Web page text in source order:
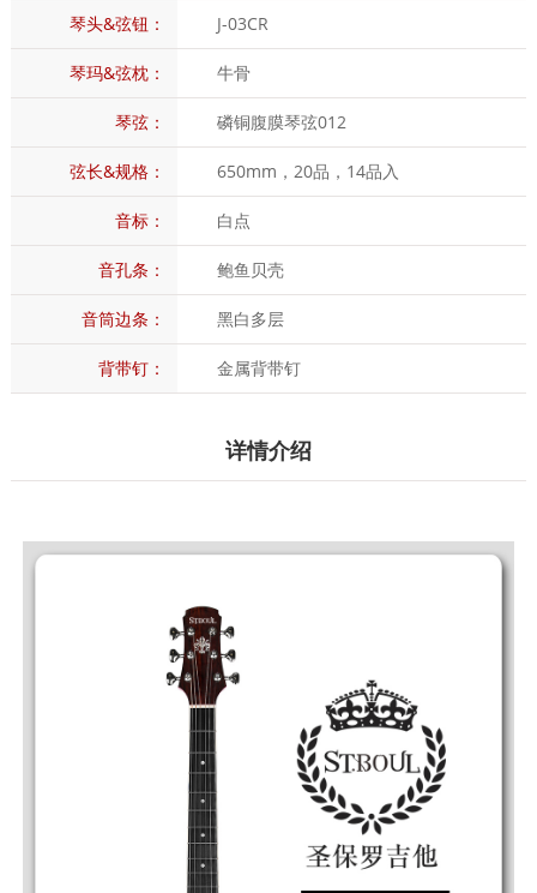
琴头&弦钮： J-03CR
琴玛&弦枕： 牛骨
琴弦： 磷铜腹膜琴弦012
弦长&规格： 650mm，20品，14品入
音标： 白点
音孔条： 鲍鱼贝壳
音筒边条： 黑白多层
背带钉： 金属背带钉
详情介绍